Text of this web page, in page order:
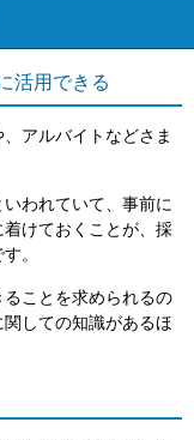
活用できる
アルバイトなどさま
われていて、事前に
けておくことが、採
。
ことを求められるの
しての知識があるほ